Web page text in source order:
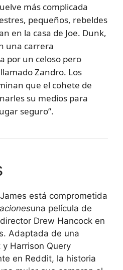
más complicada
pequeños, rebeldes
en la casa de Joe. Dunk,
una carrera
por un celoso pero
Zandro. Los
que el cohete de
su medios para
seguro”.
está comprometida
una película de
director Drew Hancock en
Adaptada de una
Harrison Query
en Reddit, la historia